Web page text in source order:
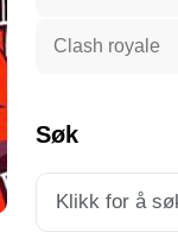
Clash royale
Søk